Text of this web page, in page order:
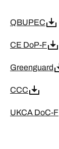
QBUPEC
CE DoP-F
Greenguard
CCC
UKCA DoC-F